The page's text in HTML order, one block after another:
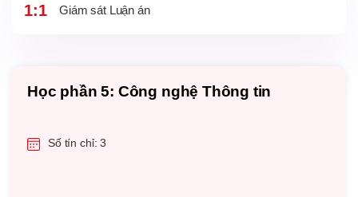
1:1 Giám sát Luận án
Học phần 6: Quản trị Vận hành và Chuỗi
Số tín chỉ: 3